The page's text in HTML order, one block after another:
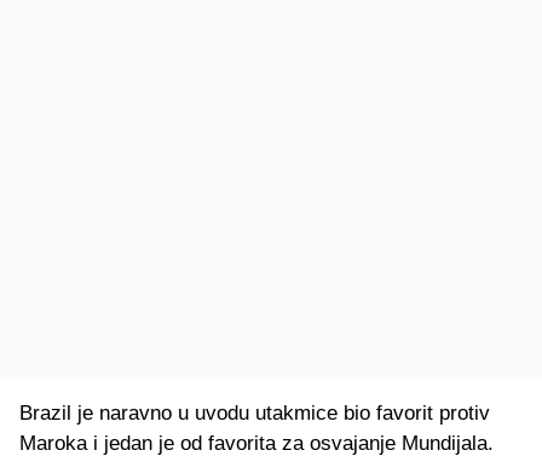
Brazil je naravno u uvodu utakmice bio favorit protiv
Maroka i jedan je od favorita za osvajanje Mundijala.